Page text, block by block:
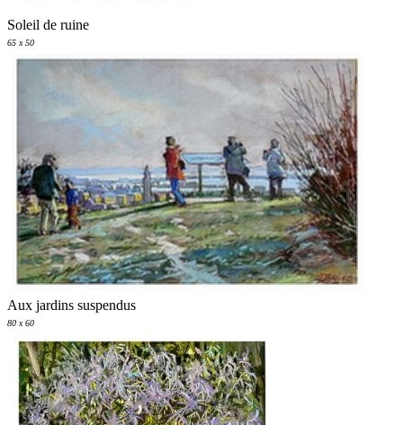
Soleil de ruine
65 x 50
Aux jardins suspendus
80 x 60